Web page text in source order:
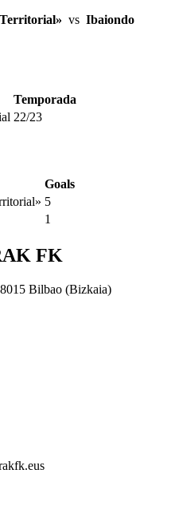
vs Ibaiondo
Temporada
22/23
Goals
5
1
FK
Bilbao (Bizkaia)